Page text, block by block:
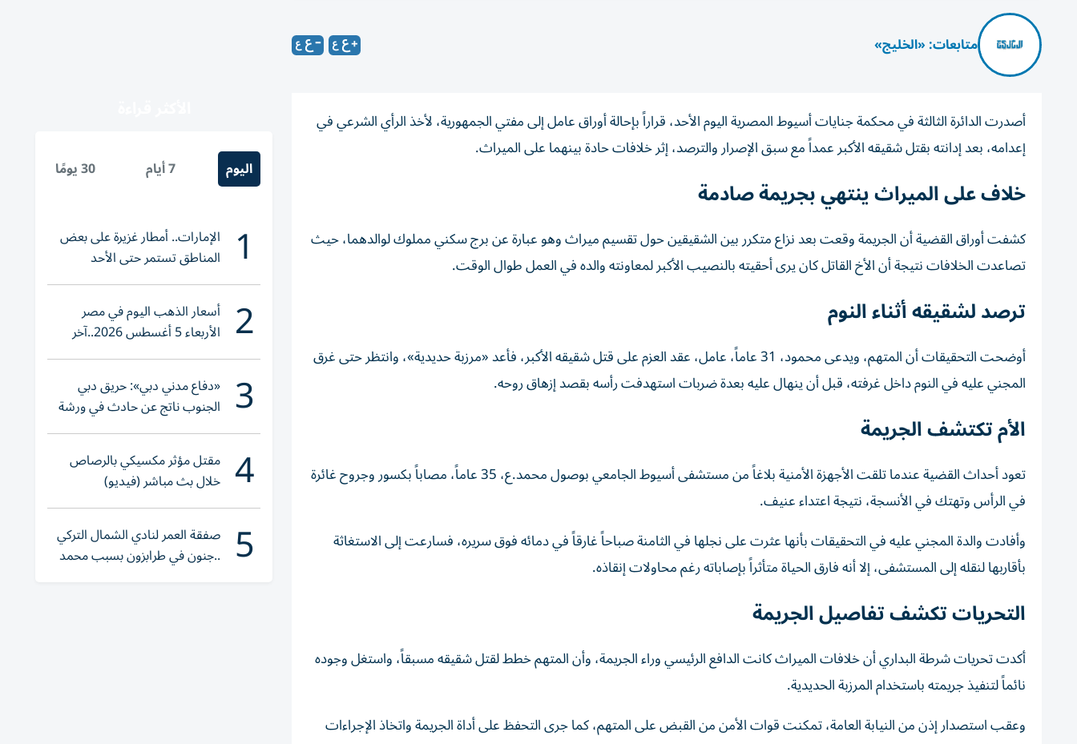
متابعات: «الخليج»
أصدرت الدائرة الثالثة في محكمة جنايات أسيوط المصرية اليوم الأحد، قراراً بإحالة أوراق عامل إلى مفتي الجمهورية، لأخذ الرأي الشرعي في
إعدامه، بعد إدانته بقتل شقيقه الأكبر عمداً مع سبق الإصرار والترصد، إثر خلافات حادة بينهما على الميراث.
خلاف على الميراث ينتهي بجريمة صادمة
كشفت أوراق القضية أن الجريمة وقعت بعد نزاع متكرر بين الشقيقين حول تقسيم ميراث وهو عبارة عن برج سكني مملوك لوالدهما، حيث
تصاعدت الخلافات نتيجة أن الأخ القاتل كان يرى أحقيته بالنصيب الأكبر لمعاونته والده في العمل طوال الوقت.
ترصد لشقيقه أثناء النوم
أوضحت التحقيقات أن المتهم، ويدعى محمود، 31 عاماً، عامل، عقد العزم على قتل شقيقه الأكبر، فأعد «مرزبة حديدية»، وانتظر حتى غرق
المجني عليه في النوم داخل غرفته، قبل أن ينهال عليه بعدة ضربات استهدفت رأسه بقصد إزهاق روحه.
الأم تكتشف الجريمة
تعود أحداث القضية عندما تلقت الأجهزة الأمنية بلاغاً من مستشفى أسيوط الجامعي بوصول محمد.ع، 35 عاماً، مصاباً بكسور وجروح غائرة
في الرأس وتهتك في الأنسجة، نتيجة اعتداء عنيف.
وأفادت والدة المجني عليه في التحقيقات بأنها عثرت على نجلها في الثامنة صباحاً غارقاً في دمائه فوق سريره، فسارعت إلى الاستغاثة
بأقاربها لنقله إلى المستشفى، إلا أنه فارق الحياة متأثراً بإصاباته رغم محاولات إنقاذه.
التحريات تكشف تفاصيل الجريمة
أكدت تحريات شرطة البداري أن خلافات الميراث كانت الدافع الرئيسي وراء الجريمة، وأن المتهم خطط لقتل شقيقه مسبقاً، واستغل وجوده
نائماً لتنفيذ جريمته باستخدام المرزبة الحديدية.
وعقب استصدار إذن من النيابة العامة، تمكنت قوات الأمن من القبض على المتهم، كما جرى التحفظ على أداة الجريمة واتخاذ الإجراءات
اليوم 7 أيام 30 يومًا
1 الإمارات.. أمطار غزيرة على بعض
المناطق تستمر حتى الأحد
2 أسعار الذهب اليوم في مصر
الأربعاء 5 أغسطس 2026..آخر
تحديث لعيار 21
3 «دفاع مدني دبي»: حريق دبي
الجنوب ناتج عن حادث في ورشة
ولا إصابات
4 مقتل مؤثر مكسيكي بالرصاص
خلال بث مباشر (فيديو)
5 صفقة العمر لنادي الشمال التركي
..جنون في طرابزون بسبب محمد